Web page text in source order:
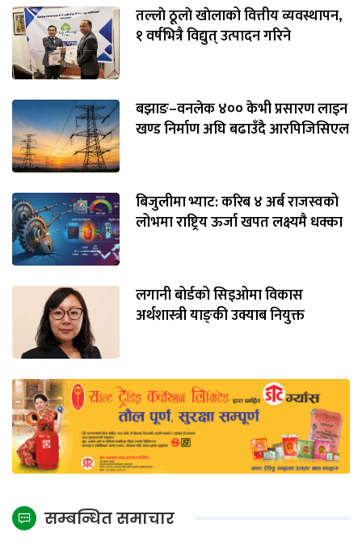
तल्लाे ठूलाे खाेलाको वित्तीय व्यवस्थापन,
१ वर्षभित्रै विद्युत् उत्पादन गरिने
बझाङ–वनलेक ४०० केभी प्रसारण लाइन
खण्ड निर्माण अघि बढाउँदै आरपिजिसिएल
बिजुलीमा भ्याट: करिब ४ अर्ब राजस्वको
लोभमा राष्ट्रिय ऊर्जा खपत लक्ष्यमै धक्का
लगानी बोर्डको सिइओमा विकास
अर्थशास्त्री याङ्‌की उक्याब नियुक्त
सम्बन्धित समाचार